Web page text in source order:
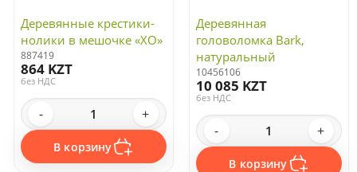
Деревянные крестики-
нолики в мешочке «XO»
887419
864 KZT
без НДС
- +
В корзину
Деревянная
головоломка Bark,
натуральный
10456106
10 085 KZT
без НДС
- +
В корзину